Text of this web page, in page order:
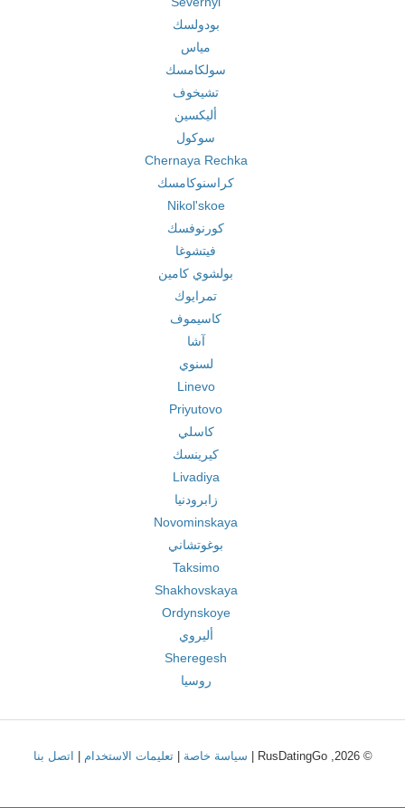
بودولسك
مياس
سولكامسك
تشيخوف
أليكسين
سوكول
Chernaya Rechka
كراسنوكامسك
Nikol'skoe
كورنوفسك
فيتشوغا
بولشوي كامين
تمرايوك
كاسيموف
آشا
لسنوي
Linevo
Priyutovo
كاسلي
كيرينسك
Livadiya
زابرودنيا
Novominskaya
بوغوتشاني
Taksimo
Shakhovskaya
Ordynskoye
أليروي
Sheregesh
روسيا
© 2026, RusDatingGo | سياسة خاصة |تعليمات الاستخدام اتصل بنا